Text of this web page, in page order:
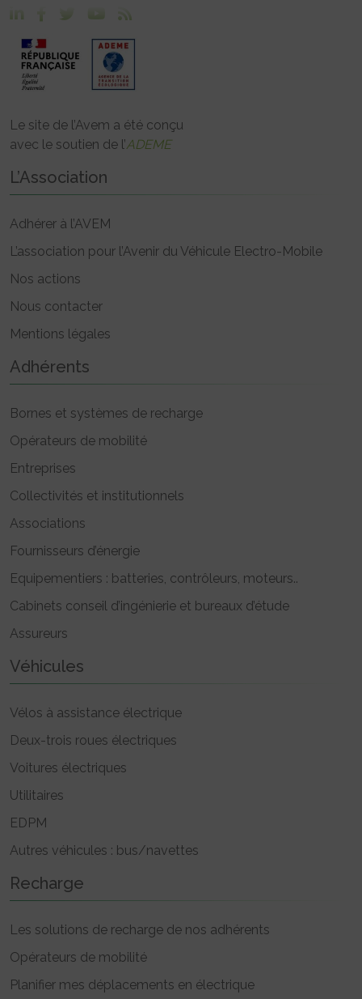
Le site de l’Avem a été conçu
avec le soutien de l’ADEME
L’Association
Adhérer à l’AVEM
L’association pour l’Avenir du Véhicule Electro-Mobile
Nos actions
Nous contacter
Mentions légales
Adhérents
Bornes et systèmes de recharge
Opérateurs de mobilité
Entreprises
Collectivités et institutionnels
Associations
Fournisseurs d’énergie
Equipementiers : batteries, contrôleurs, moteurs..
Cabinets conseil d’ingénierie et bureaux d’étude
Assureurs
Véhicules
Vélos à assistance électrique
Deux-trois roues électriques
Voitures électriques
Utilitaires
EDPM
Autres véhicules : bus/navettes
Recharge
Les solutions de recharge de nos adhérents
Opérateurs de mobilité
Planifier mes déplacements en électrique